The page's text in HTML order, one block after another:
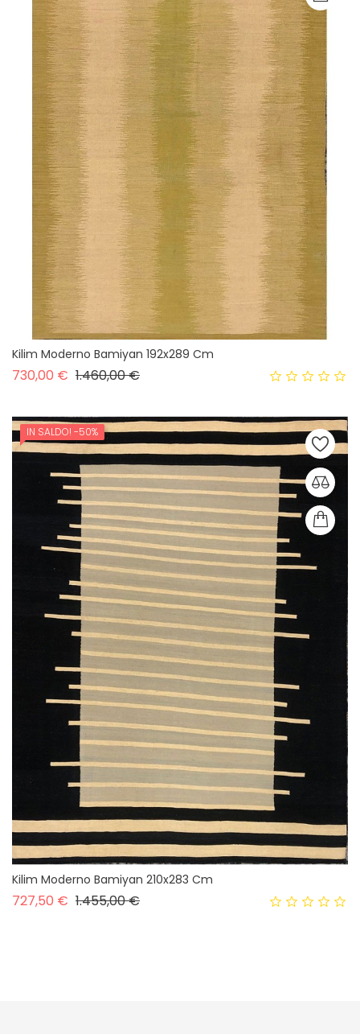
Kilim Moderno Bamiyan 192x289 Cm
730,00 € Prezzo base
1.460,00 €Prezzo
IN SALDO! -50%
Kilim Moderno Bamiyan 210x283 Cm
727,50 € Prezzo base
1.455,00 €Prezzo